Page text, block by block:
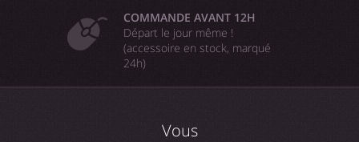
COMMANDE AVANT 12H
Départ le jour même !
(accessoire en stock, marqué
24h)
Vous